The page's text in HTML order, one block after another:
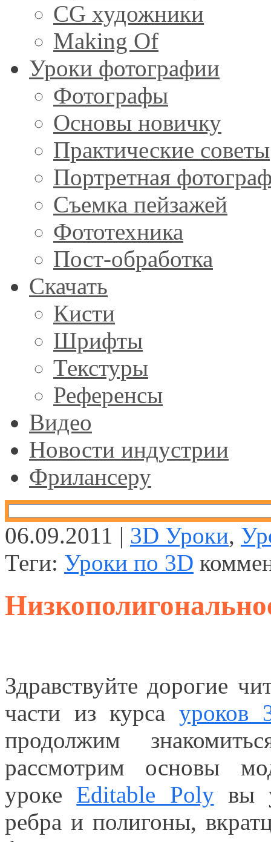
CG художники
Making Of
Уроки фотографии
Фотографы
Основы новичку
Практические советы
Портретная
Съемка пейзажей
Фототехника
Пост-обработка
Скачать
Кисти
Шрифты
Текстуры
Референсы
Видео
Новости индустрии
Фрилансеру
06.09.2011 | 3D Уроки,
Теги: Уроки по 3D
Здравствуйте дорогие
части из курса уроков
продолжим
рассмотрим основы
уроке Editable Polyвы
ребра и полигоны,